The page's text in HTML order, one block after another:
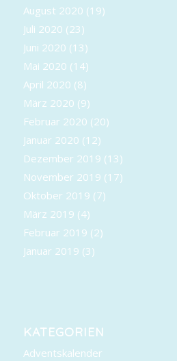
August 2020 (19)
Juli 2020 (23)
Juni 2020 (13)
Mai 2020 (14)
April 2020 (8)
März 2020 (9)
Februar 2020 (20)
Januar 2020 (12)
Dezember 2019 (13)
November 2019 (17)
Oktober 2019 (7)
März 2019 (4)
Februar 2019 (2)
Januar 2019 (3)
KATEGORIEN
Adventskalender